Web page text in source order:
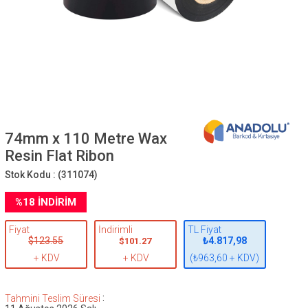
74mm x 110 Metre Wax
Resin Flat Ribon
Stok Kodu : (311074)
%18 İNDIRIM
Fiyat
$123.55
+ KDV
İndirimli
$101.27
+ KDV
TL Fiyat
₺4.817,98
(₺963,60 + KDV)
Tahmini Teslim Süresi :